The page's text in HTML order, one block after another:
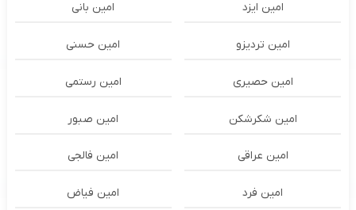
امین ایزد امین بانی
امین تردیزو امین حسنی
امین حصیری امین رستمی
امین شکرشکن امین صبور
امین عراقی امین فالجی
امین فرد امین فیاض